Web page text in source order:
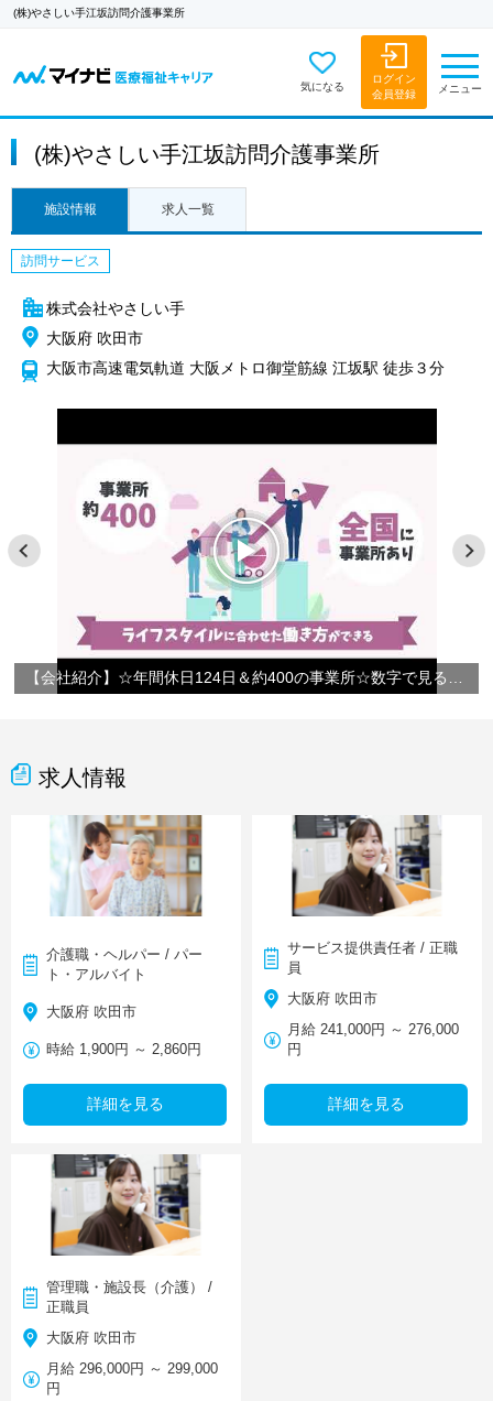
(株)やさしい手江坂訪問介護事業所
気になる
ログイン
会員登録
メニュー
(株)やさしい手江坂訪問介護事業所
施設情報 求人一覧
訪問サービス
株式会社やさしい手
大阪府 吹田市
大阪市高速電気軌道 大阪メトロ御堂筋線 江坂駅 徒歩３分
求人情報
介護職・ヘルパー / パー
ト・アルバイト
大阪府 吹田市
時給 1,900円 ～ 2,860円
詳細を見る
サービス提供責任者 / 正職
員
大阪府 吹田市
月給 241,000円 ～ 276,000
円
詳細を見る
管理職・施設長（介護） /
正職員
大阪府 吹田市
月給 296,000円 ～ 299,000
円